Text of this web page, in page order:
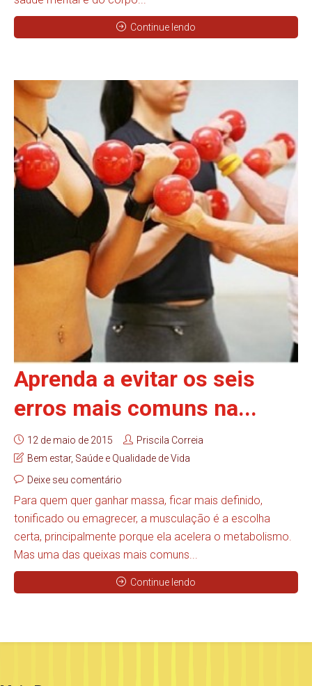
Continue lendo
Aprenda a evitar os seis
erros mais comuns na...
12 de maio de 2015
Priscila Correia
Bem estar, Saúde e Qualidade de Vida
Deixe seu comentário
Para quem quer ganhar massa, ficar mais definido,
tonificado ou emagrecer, a musculação é a escolha
certa, principalmente porque ela acelera o metabolismo.
Mas uma das queixas mais comuns...
Continue lendo